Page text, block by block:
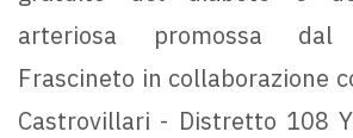
arteriosa promossa
Frascineto in collaborazione
Castrovillari - Distretto 108